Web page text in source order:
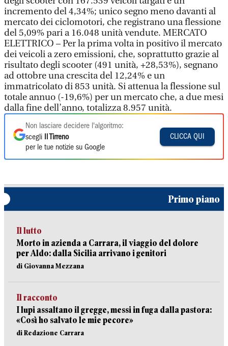
incremento del 4,34%; unico segno meno davanti al
mercato dei ciclomotori, che registrano una flessione
del 5,09% pari a 16.048 unità vendute. MERCATO
ELETTRICO – Per la prima volta in positivo il mercato
dei veicoli a zero emissioni, che, soprattutto grazie al
risultato degli scooter (491 unità, +28,53%), segnano
ad ottobre una crescita del 12,24% e un
immatricolato di 853 unità. Si attenua la flessione sul
totale annuo (-19,6%) per un mercato che, a due mesi
dalla fine dell’anno, totalizza 8.957 unità.
Non lasciare decidere l'algoritmo:
scegli
Il Tirreno
per le tue notizie su Google
CLICCA QUI
Primo piano
Il lutto
Morto in azienda a Carrara, il viaggio del dolore
per Aldo: dalla Sicilia arrivano i genitori
di Giovanna Mezzana
Il racconto
I lupi assaltano il gregge, messi in fuga dalla pastora:
«Così ho salvato le mie pecore»
di Redazione Carrara